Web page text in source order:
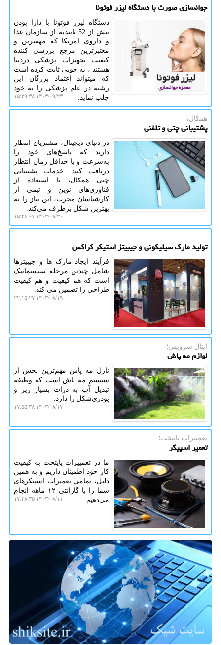
جوانسازی صورت با دستگاه لیزر فوتونا
دستگاه لیزر فوتونا با دارا بودن
بیش از 52 تاییدیه از سازمان غذا
و داروی امریکا که مهمترین و
معتبرترین مرجع بررسی کننده
کیفیت تجهیزات پزشکی دردنیا
هستند ، به خوبی ثابت کرده است
که میتواند اعتماد بزرگان این
رشته در علم پزشکی را به خود
جلب نماید.
۱۴۰۳/۰۹/۲۳ ۱۵:۲۹:۳۸
همکال،
پشتیبانی چتی و تلفنی
در دنیای دیجیتال، مشتریان انتظار
دارند که پاسخ‌های خود را
به‌سرعت و با حداقل زمان انتظار
دریافت کنند. خدمات پشتیبانی
چتی همکال، با استفاده از
فناوری‌های نوین و تیمی از
کارشناسان مجرب، این نیاز را به
بهترین شکل برطرف می‌کند.
۱۴۰۳/۰۸/۳۰ ۱۵:۴۶:۰۷
تولید مارک سیلیکونی و جیبیتز استیکر کراکس
فرآیند ایجاد مارک ها و جیبیتزها
شامل چندین مرحله سیستماتیک
است که هم کیفیت و هم کیفیت
طراحی را تضمین می کند.
۱۴۰۳/۰۸/۱۹ ۲۲:۱۵:۲۷
ایتال سرویس؛
لوازم مه پاش
نازل مه پاش مهم‌ترین بخش از
سیستم مه پاش است که وظیفه
تبدیل آب به ذرات بسیار ریز و
پودری‌شکل را دارد.
۱۴۰۳/۰۸/۱۷ ۱۷:۵۵:۳۸
تعمییرات پایتخت؛
تعمیر اسپیکر
ما در تعمییرات پایتخت به کیفیت
کار خود اطمینان داریم و به همین
دلیل، تمامی تعمیرات اسپیکرهای
شما را با گارانتی ۱۲ ماهه انجام
می‌دهیم.
۱۴۰۳/۰۸/۱۱ ۱۷:۲۸:۳۵